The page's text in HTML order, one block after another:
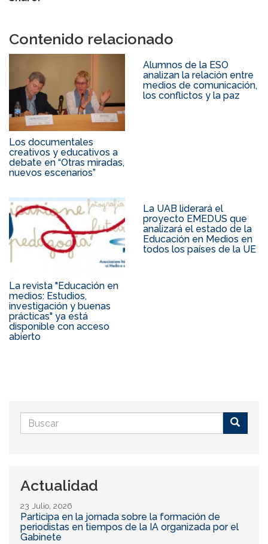
Contenido relacionado
Los documentales
creativos y educativos a
debate en “Otras miradas,
nuevos escenarios”
Alumnos de la ESO
analizan la relación entre
medios de comunicación,
los conflictos y la paz
La revista "Educación en
medios: Estudios,
investigación y buenas
prácticas" ya está
disponible con acceso
abierto
La UAB liderará el
proyecto EMEDUS que
analizará el estado de la
Educación en Medios en
todos los países de la UE
Formulario
de
Actualidad
23 Julio, 2026
Participa en la jornada sobre la formación de
periodistas en tiempos de la IA organizada por el
Gabinete